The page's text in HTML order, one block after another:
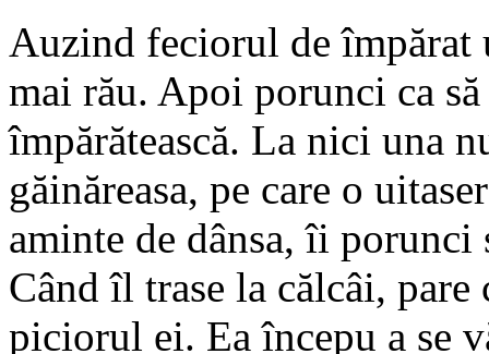
Auzind feciorul de împărat
mai rău. Apoi porunci ca
împărătească. La nici una
găinăreasa, pe care o
aminte de dânsa, îi porunci
Când îl trase la călcâi,
piciorul ei. Ea începu a se